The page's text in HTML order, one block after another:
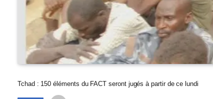
Tchad : 150 éléments du FACT seront jugés à partir de ce lundi